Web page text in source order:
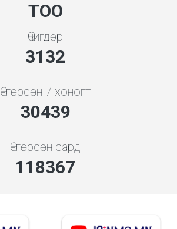
ТОО
Өчигдөр
3364
Өнгөрсөн 7 хоногт
32694
Өнгөрсөн сард
127135